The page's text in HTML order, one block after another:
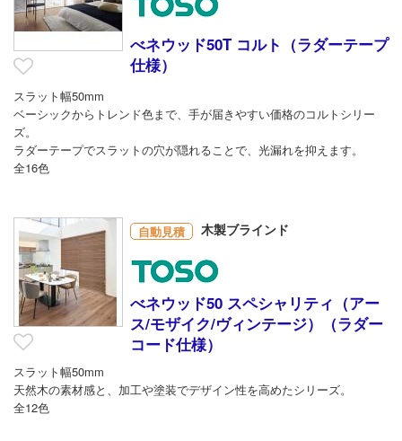
べネウッド50T コルト（ラダーテープ
仕様）
スラット幅50mm
ベーシックからトレンド色まで、手が届きやすい価格のコルトシリー
ズ。
ラダーテープでスラットの穴が隠れることで、光漏れを抑えます。
全16色
自動見積 木製ブラインド
べネウッド50 スペシャリティ（アー
ス/モザイク/ヴィンテージ）（ラダー
コード仕様）
スラット幅50mm
天然木の素材感と、加工や塗装でデザイン性を高めたシリーズ。
全12色